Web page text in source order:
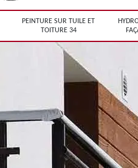
PEINTURE SUR TUILE ET
TOITURE 34